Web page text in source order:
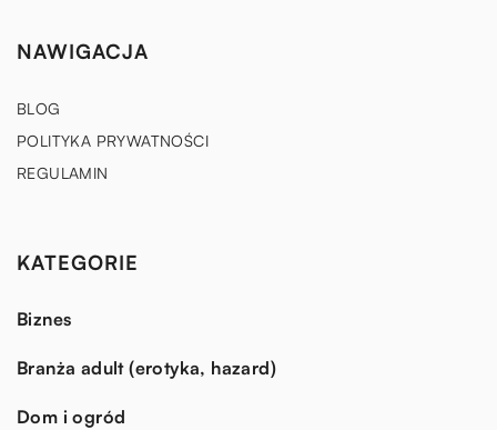
NAWIGACJA
BLOG
POLITYKA PRYWATNOŚCI
REGULAMIN
KATEGORIE
Biznes
Branża adult (erotyka, hazard)
Dom i ogród